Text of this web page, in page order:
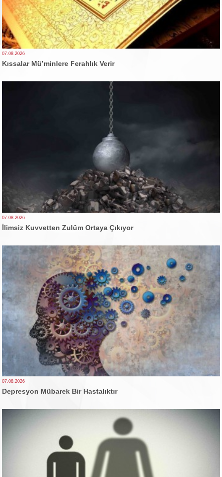
07.08.2026
Kıssalar Mü’minlere Ferahlık Verir
07.08.2026
İlimsiz Kuvvetten Zulüm Ortaya Çıkıyor
07.08.2026
Depresyon Mübarek Bir Hastalıktır